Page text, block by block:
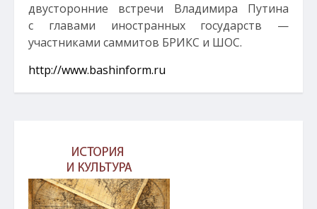
двусторонние встречи Владимира Путина
с главами иностранных государств —
участниками саммитов БРИКС и ШОС.
http://www.bashinform.ru